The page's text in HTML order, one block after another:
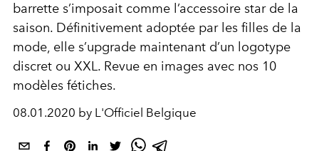
barrette s’imposait comme l’accessoire star de la
saison. Définitivement adoptée par les filles de la
mode, elle s’upgrade maintenant d’un logotype
discret ou XXL. Revue en images avec nos 10
modèles fétiches.
08.01.2020 by L'Officiel Belgique